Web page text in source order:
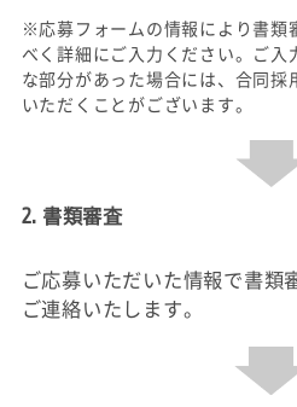
※応募フォームの情報により書類
べく詳細にご入力ください。ご
な部分があった場合には、合同採
いただくことがございます。
2. 書類審査
ご応募いただいた情報で書類
ご連絡いたします。